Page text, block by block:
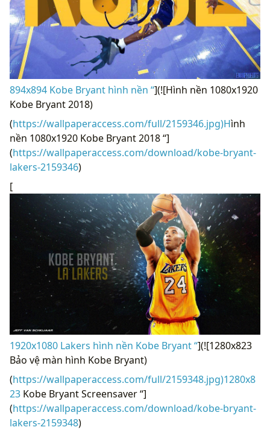
894x894 Kobe Bryant hình nền “](![Hình nền 1080x1920
Kobe Bryant 2018)
(https://wallpaperaccess.com/full/2159346.jpg)Hình
nền 1080x1920 Kobe Bryant 2018 “]
(https://wallpaperaccess.com/download/kobe-bryant-
lakers-2159346)
[
1920x1080 Lakers hình nền Kobe Bryant “](![1280x823
Bảo vệ màn hình Kobe Bryant)
(https://wallpaperaccess.com/full/2159348.jpg)1280x8
23 Kobe Bryant Screensaver “]
(https://wallpaperaccess.com/download/kobe-bryant-
lakers-2159348)